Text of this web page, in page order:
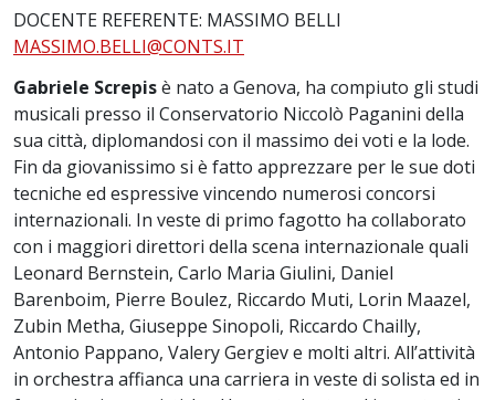
DOCENTE REFERENTE: MASSIMO BELLI
MASSIMO.BELLI@CONTS.IT
Gabriele Screpisè nato a Genova, ha compiuto gli studi
musicali presso il Conservatorio Niccolò Paganini della
sua città, diplomandosi con il massimo dei voti e la lode.
Fin da giovanissimo si è fatto apprezzare per le sue doti
tecniche ed espressive vincendo numerosi concorsi
internazionali. In veste di primo fagotto ha collaborato
con i maggiori direttori della scena internazionale quali
Leonard Bernstein, Carlo Maria Giulini, Daniel
Barenboim, Pierre Boulez, Riccardo Muti, Lorin Maazel,
Zubin Metha, Giuseppe Sinopoli, Riccardo Chailly,
Antonio Pappano, Valery Gergiev e molti altri. All’attività
in orchestra affianca una carriera in veste di solista ed in